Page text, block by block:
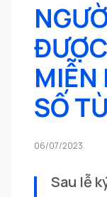
MIỄN
SỐ
06/07/2023
Sau lễ